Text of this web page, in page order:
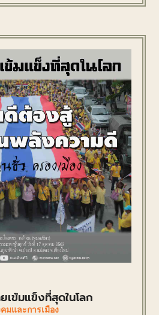
ยเข้มแข็งที่สุดในโลก
มและการเมือง